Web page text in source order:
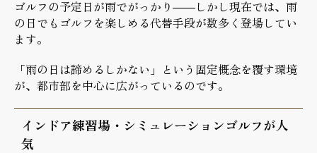
ゴルフの予定日が雨でがっかり——しかし現在では、雨
の日でもゴルフを楽しめる代替手段が数多く登場してい
ます。
「雨の日は諦めるしかない」という固定概念を覆す環境
が、都市部を中心に広がっているのです。
インドア練習場・シミュレーションゴルフが人
気